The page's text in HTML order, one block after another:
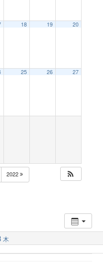
i
18 19 20
25 26 27
2022
木